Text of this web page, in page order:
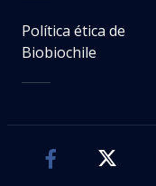
Política ética de
Biobiochile